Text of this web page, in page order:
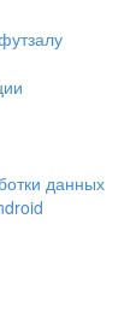
данных